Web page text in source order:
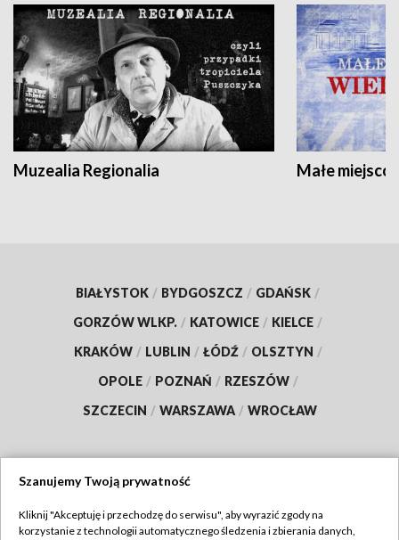
Muzealia Regionalia Małe
BIAŁYSTOK / BYDGOSZCZ / GDAŃSK /
GORZÓW WLKP. / KATOWICE / KIELCE /
KRAKÓW / LUBLIN / ŁÓDŹ / OLSZTYN /
OPOLE / POZNAŃ / RZESZÓW /
SZCZECIN / WARSZAWA / WROCŁAW
TVP
Szanujemy Twoją prywatność
Kliknij "Akceptuję i przechodzę do serwisu", aby wyrazić zgody na
korzystanie z technologii automatycznego śledzenia i zbierania danych,